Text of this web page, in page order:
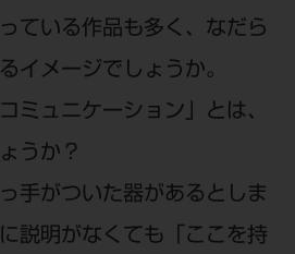
ている作品も多く、なだら
イメージでしょうか。
ミュニケーション」とは、
うか？
手がついた器があるとしま
説明がなくても「ここを持